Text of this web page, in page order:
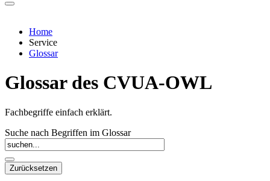
Home
Service
Glossar
Glossar des CVUA-OWL
Fachbegriffe einfach erklärt.
Suche nach Begriffen im Glossar